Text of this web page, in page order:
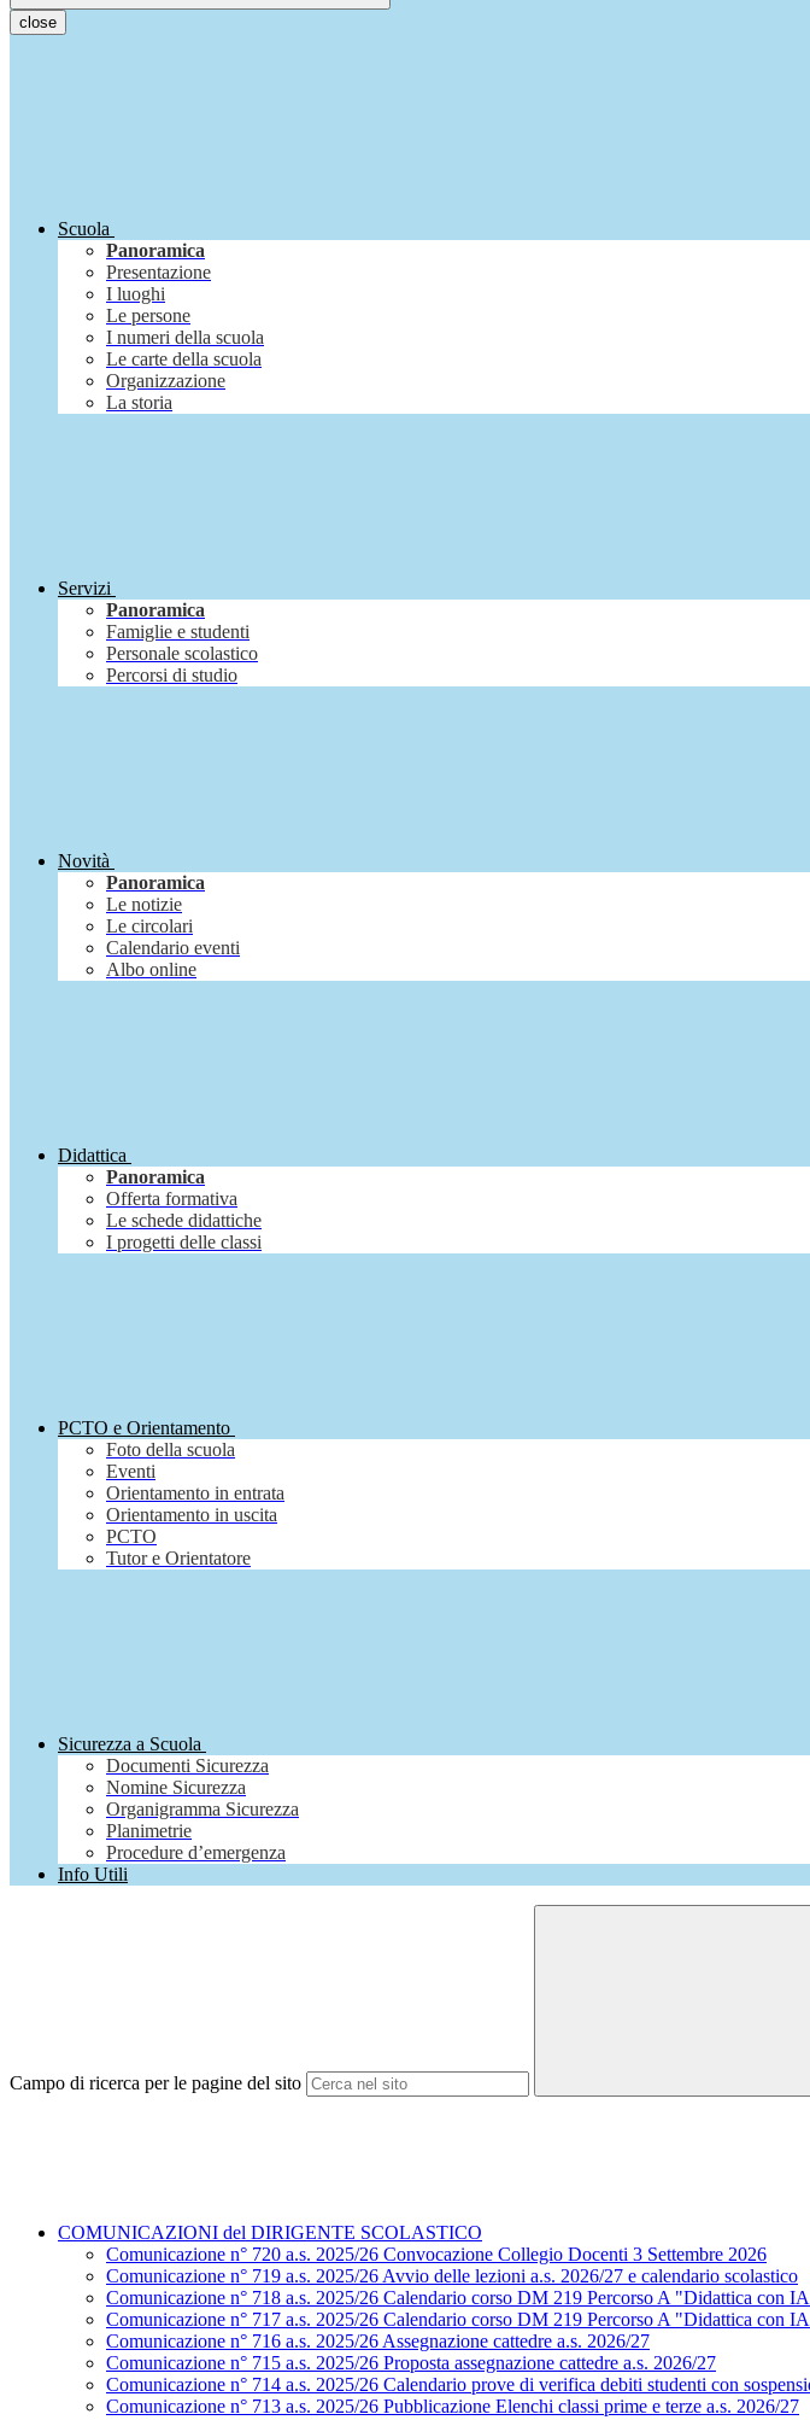
close
Scuola
Panoramica
Presentazione
I luoghi
Le persone
I numeri della scuola
Le carte della scuola
Organizzazione
La storia
Servizi
Panoramica
Famiglie e studenti
Personale scolastico
Percorsi di studio
Novità
Panoramica
Le notizie
Le circolari
Calendario eventi
Albo online
Didattica
Panoramica
Offerta formativa
Le schede didattiche
I progetti delle classi
PCTO e Orientamento
Foto della scuola
Eventi
Orientamento in entrata
Orientamento in uscita
PCTO
Tutor e Orientatore
Sicurezza a Scuola
Documenti Sicurezza
Nomine Sicurezza
Organigramma Sicurezza
Planimetrie
Procedure d’emergenza
Info Utili
Campo di ricerca per le pagine del sito
COMUNICAZIONI del DIRIGENTE SCOLASTICO
Comunicazione n° 720 a.s. 2025/26 Convocazione Collegio Docenti 3 Settembre 2026
Comunicazione n° 719 a.s. 2025/26 Avvio delle lezioni a.s. 2026/27 e calendario scolastico
Comunicazione n° 718 a.s. 2025/26 Calendario corso DM 219 Percorso A "Didattica con
Comunicazione n° 717 a.s. 2025/26 Calendario corso DM 219 Percorso A "Didattica con
Comunicazione n° 716 a.s. 2025/26 Assegnazione cattedre a.s. 2026/27
Comunicazione n° 715 a.s. 2025/26 Proposta assegnazione cattedre a.s. 2026/27
Comunicazione n° 714 a.s. 2025/26 Calendario prove di verifica debiti studenti con
Comunicazione n° 713 a.s. 2025/26 Pubblicazione Elenchi classi prime e terze a.s. 2026/27